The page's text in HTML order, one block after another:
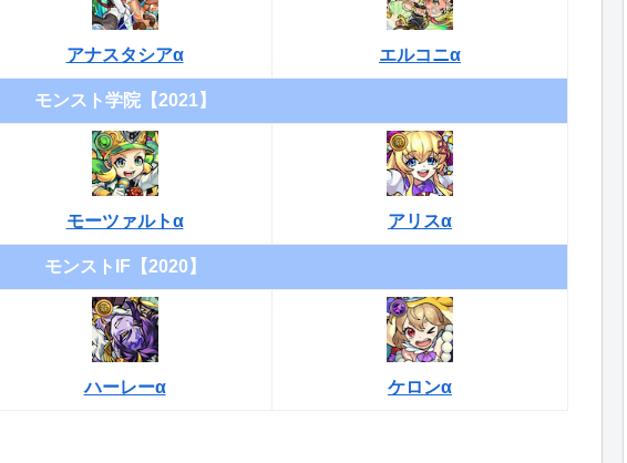
アナスタシアα エルコニα
モンスト学院【2021】
モーツァルトα アリスα
モンストIF【2020】
ハーレーα ケロンα